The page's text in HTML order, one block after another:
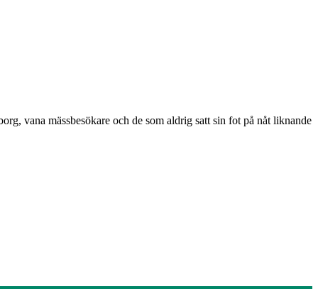
vana mässbesökare och de som aldrig satt sin fot på nåt liknande